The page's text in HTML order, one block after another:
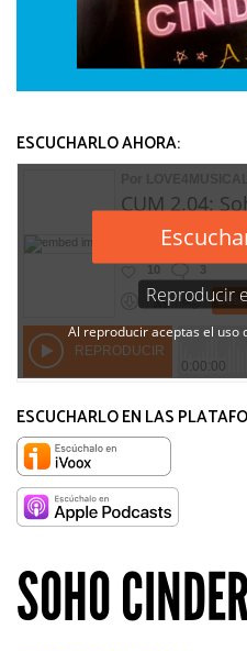
ESCUCHARLO AHORA:
ESCUCHARLO EN LAS
SOHO